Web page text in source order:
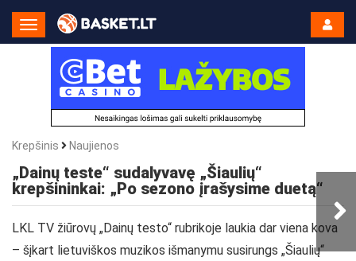
Toggle
Navigation
Krepšinis Naujienos
„Dainų teste“ sudalyvavę „Šiaulių“
krepšininkai: „Po sezono įrašysime duetą“
LKL TV žiūrovų „Dainų testo“ rubrikoje laukia dar viena kova
– šįkart lietuviškos muzikos išmanymu susirungs „Šiaulių“